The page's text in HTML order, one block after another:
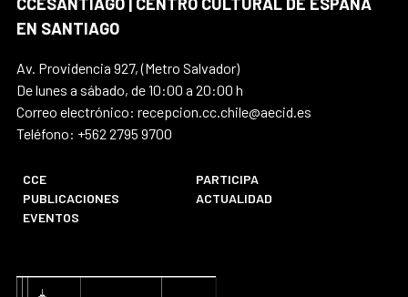
EN SANTIAGO
Av. Providencia 927, (Metro Salvador)
De lunes a sábado, de 10:00 a 20:00 h
Correo electrónico: recepcion.cc.chile@aecid.es
Teléfono: +562 2795 9700
CCE
PARTICIPA
PUBLICACIONES
ACTUALIDAD
EVENTOS